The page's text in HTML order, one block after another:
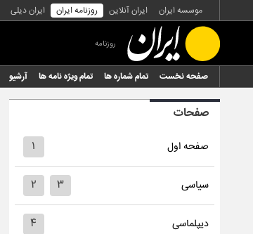
موسسه ایران ایران آنلاین روزنامه ایران ایران دیلی
روزنامه
صفحه نخست تمام شماره ها تمام ویژه نامه ها آرشیو
صفحات
صفحه اول ۱
سیاسی ۲ ۳
دیپلماسی ۴